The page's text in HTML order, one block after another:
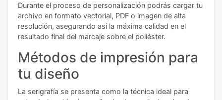
Durante el proceso de personalización podrás cargar tu
archivo en formato vectorial, PDF o imagen de alta
resolución, asegurando así la máxima calidad en el
resultado final del marcaje sobre el poliéster.
Métodos de impresión para
tu diseño
La serigrafía se presenta como la técnica ideal para